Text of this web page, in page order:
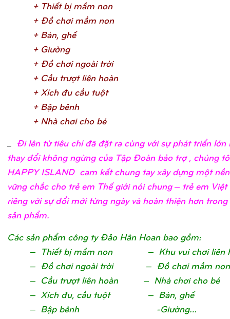
+ Thiết bịmầm non
+ Đồchơi mầm non
+ Bàn, ghế
+ Giường
+ Đồchơi ngoài trời
+ Cầu trượt liên hoàn
+ Xích đu cầu tuột
+ Bập bênh
+ Nhà chơi cho bé
Đi lên từ tiêu chí đã đặt ra cùng với sự phát triển lớn
thay đổi không ngừng của Tập Đoàn bảo trợ , chúng
HAPPY ISLAND cam kết chung tay xây dựng một
vững chắc cho trẻ em Thế giới nói chung – trẻ em
riêng với sự đổi mới từng ngày và hoàn thiện hơn
sản phẩm.
Các sản phẩm công ty Đảo Hân Hoan bao gồm:
– Thiết bị mầm non – Khu vui chơi liên
– Đồ chơi ngoài trời – Đồ chơi mầm non
– Cầu trượt liên hoàn – Nhà chơi cho bé
– Xích đu, cầu tuột – Bàn, ghế
– Bập bênh -Giường…